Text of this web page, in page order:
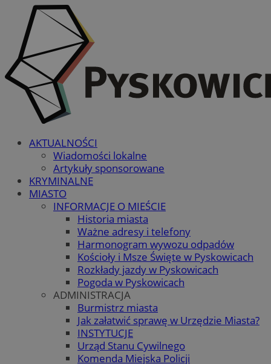
AKTUALNOŚCI
Wiadomości lokalne
Artykuły sponsorowane
KRYMINALNE
MIASTO
INFORMACJE O MIEŚCIE
Historia miasta
Ważne adresy i telefony
Harmonogram wywozu odpadów
Kościoły i Msze Święte w Pyskowicach
Rozkłady jazdy w Pyskowicach
Pogoda w Pyskowicach
ADMINISTRACJA
Burmistrz miasta
Jak załatwić sprawę w Urzędzie Miasta?
INSTYTUCJE
Urząd Stanu Cywilnego
Komenda Miejska Policji